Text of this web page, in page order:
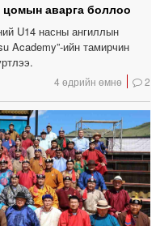
аварга боллоо
U14 насны ангиллын
Academy”-ийн тамирчин
4 өдрийн өмнө 2